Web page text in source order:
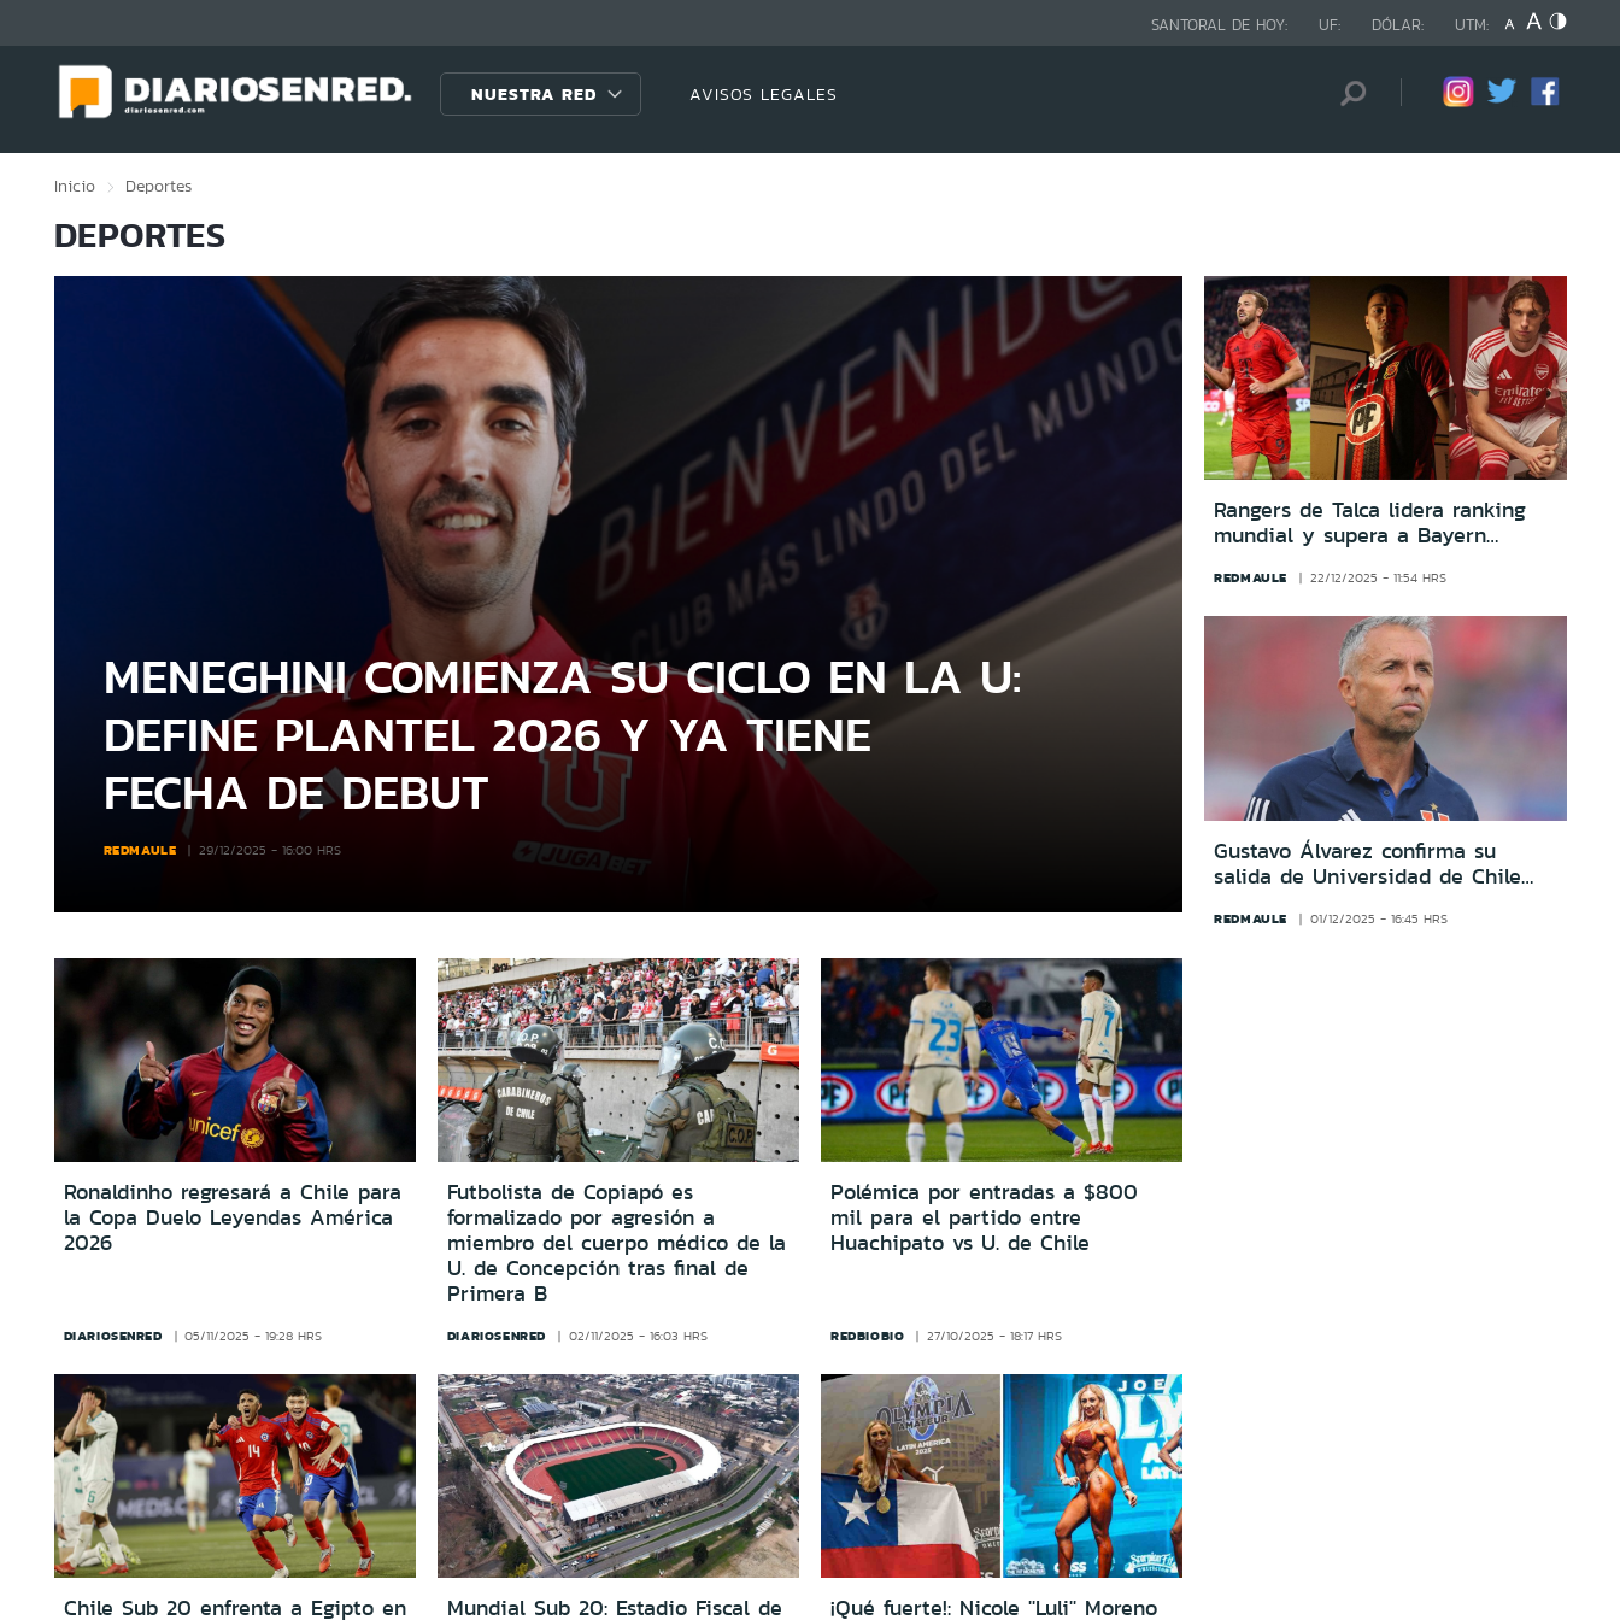
SANTORAL DE HOY: UF: DÓLAR: UTM:
NUESTRA RED AVISOS LEGALES
Inicio Deportes
DEPORTES
MENEGHINI COMIENZA SU CICLO EN LA U:
DEFINE PLANTEL 2026 Y YA TIENE
FECHA DE DEBUT
REDMAULE 29/12/2025 - 16:00 HRS
Rangers de Talca lidera ranking
mundial y supera a Bayern
REDMAULE 22/12/2025 - 11:54 HRS
Gustavo Álvarez confirma su
salida de Universidad de Chile
la dirigencia
REDMAULE 01/12/2025 - 16:45 HRS
Ronaldinho regresará a Chile para
la Copa Duelo Leyendas América
2026
DIARIOSENRED 05/11/2025 - 19:28 HRS
Futbolista de Copiapó es
formalizado por agresión a
miembro del cuerpo médico de la
U. de Concepción tras final de
Primera B
DIARIOSENRED 02/11/2025 - 16:03 HRS
Polémica por entradas a $800
mil para el partido entre
Huachipato vs U. de Chile
REDBIOBIO 27/10/2025 - 18:17 HRS
Chile Sub 20 enfrenta a Egipto en
Mundial Sub 20: Estadio Fiscal de
¡Qué fuerte!: Nicole ''Luli'' Moreno